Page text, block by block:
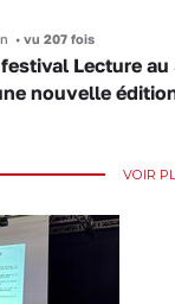
•vu 207 fois
festival Lecture
nouvelle
VOIR